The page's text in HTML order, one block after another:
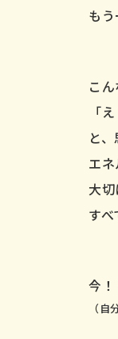
も
こん
「
と
エ
大切
す
今
（自